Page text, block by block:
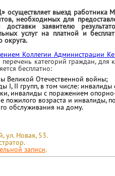
осуществляет выезд работника
необходимых для
доставки заявителю
услуг на платной и
округа.
Коллегии Администрации
перечень категорий граждан,
бесплатно:
Великой Отечественной войны;
I, II групп, в том числе:
инвалиды с поражением
пожилого возраста и инвалиды,
обслуживания на дому.
ул. Новая, 53.
записи.